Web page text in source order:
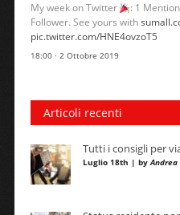
My week on Twitter
: 1
Follower. See yours with
pic.twitter.com/HNE4ovzoT5
18:00 · 2 Ottobre 2019
Articoli recenti
Tutti i consigli per
Luglio 18th | byAndrea